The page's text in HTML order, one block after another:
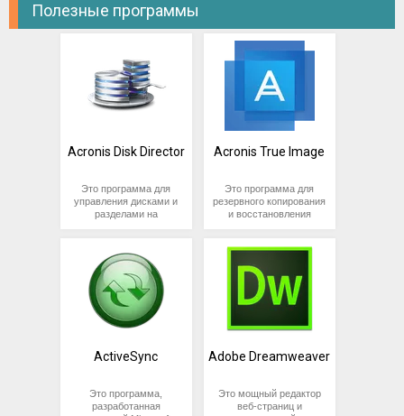
Полезные программы
Acronis Disk Director
Это программа для
управления дисками и
разделами на
компанией Acronis. Она
позволяет
пользователям
создавать, изменять,
перемещать и
объединять разделы на
жестких дисках,
системами и многое
другое.
Acronis True Image
Это программа для
резервного копирования
и восстановления
позволяет
пользователям
создавать резервные
копии операционной
системы, приложений,
также восстанавливать
сбоев.
ActiveSync
Это программа,
разработанная
Adobe Dreamweaver
Это мощный редактор
веб-страниц и